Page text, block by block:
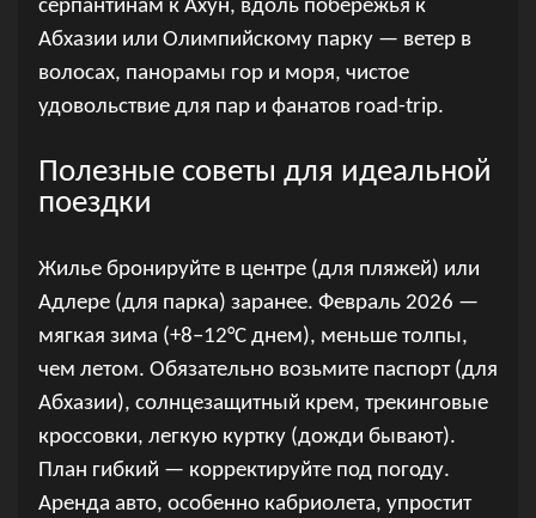
серпантинам к Ахун, вдоль побережья к
Абхазии или Олимпийскому парку — ветер в
волосах, панорамы гор и моря, чистое
удовольствие для пар и фанатов road-trip.
Полезные советы для идеальной
поездки
Жилье бронируйте в центре (для пляжей) или
Адлере (для парка) заранее. Февраль 2026 —
мягкая зима (+8–12°C днем), меньше толпы,
чем летом. Обязательно возьмите паспорт (для
Абхазии), солнцезащитный крем, трекинговые
кроссовки, легкую куртку (дожди бывают).
План гибкий — корректируйте под погоду.
Аренда авто, особенно кабриолета, упростит